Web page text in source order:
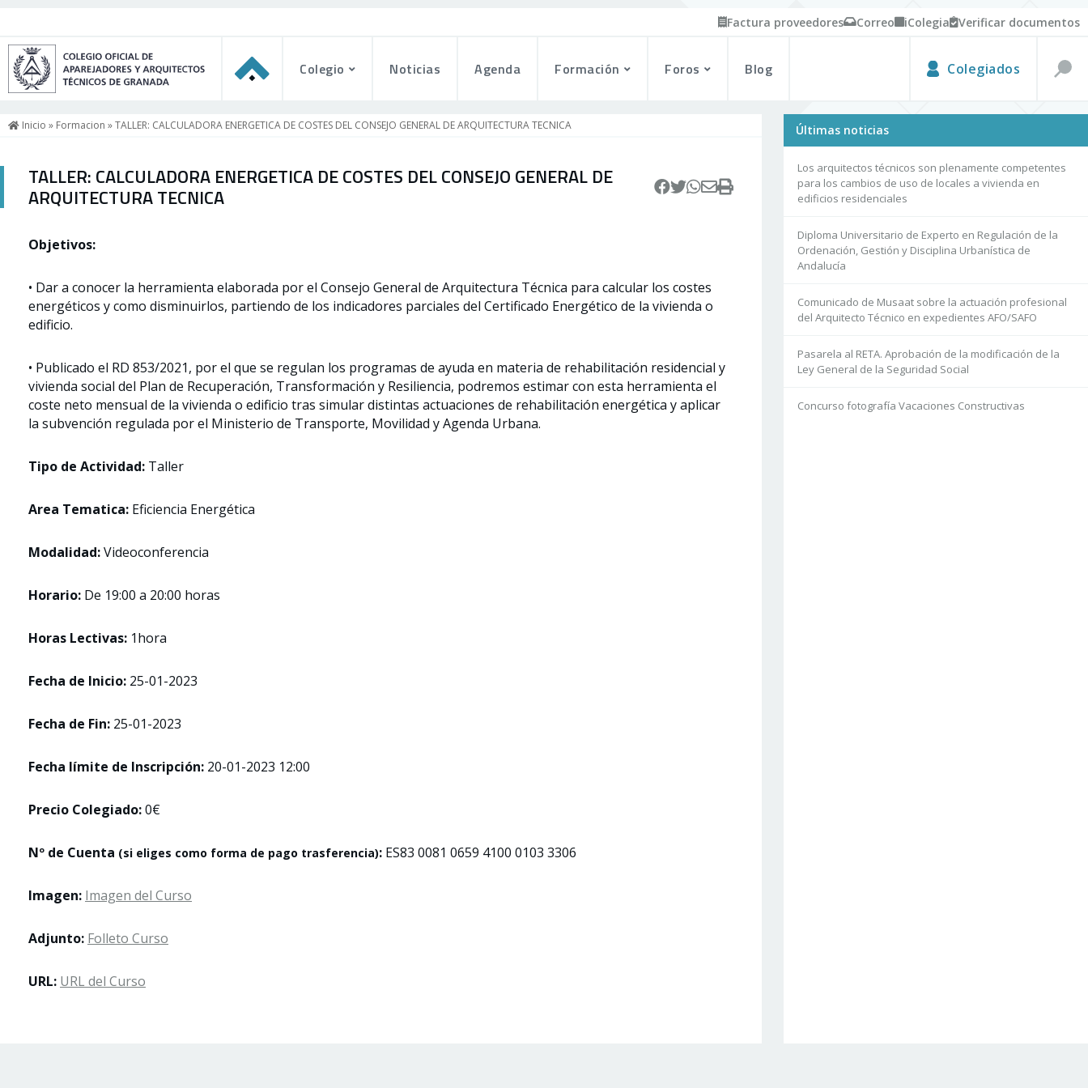
Factura proveedores Correo iColegia Verificar documentos
Colegio Noticias Agenda Formación Foros Blog Colegiados
Inicio » Formacion » TALLER: CALCULADORA ENERGETICA DE COSTES DEL CONSEJO GENERAL DE ARQUITECTURA TECNICA
TALLER: CALCULADORA ENERGETICA DE COSTES DEL CONSEJO GENERAL DE
ARQUITECTURA TECNICA
Objetivos:
• Dar a conocer la herramienta elaborada por el Consejo General de Arquitectura Técnica para calcular los costes
energéticos y como disminuirlos, partiendo de los indicadores parciales del Certificado Energético de la vivienda o
edificio.
• Publicado el RD 853/2021, por el que se regulan los programas de ayuda en materia de rehabilitación residencial y
vivienda social del Plan de Recuperación, Transformación y Resiliencia, podremos estimar con esta herramienta el
coste neto mensual de la vivienda o edificio tras simular distintas actuaciones de rehabilitación energética y aplicar
la subvención regulada por el Ministerio de Transporte, Movilidad y Agenda Urbana.
Tipo de Actividad: Taller
Area Tematica: Eficiencia Energética
Modalidad:Videoconferencia
Horario: De 19:00 a 20:00 horas
Horas Lectivas: 1hora
Fecha de Inicio: 25-01-2023
Fecha de Fin: 25-01-2023
Fecha límite de Inscripción: 20-01-2023 12:00
Precio Colegiado:0€
Nº de Cuenta (si eliges como forma de pago trasferencia): ES83 0081 0659 4100 0103 3306
Imagen: Imagen del Curso
Adjunto: Folleto Curso
URL: URL del Curso
Últimas noticias
Los arquitectos técnicos son plenamente competentes
para los cambios de uso de locales a vivienda en
edificios residenciales
Diploma Universitario de Experto en Regulación de la
Ordenación, Gestión y Disciplina Urbanística de
Andalucía
Comunicado de Musaat sobre la actuación profesional
del Arquitecto Técnico en expedientes AFO/SAFO
Pasarela al RETA. Aprobación de la modificación de la
Ley General de la Seguridad Social
Concurso fotografía Vacaciones Constructivas